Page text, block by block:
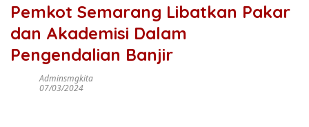
Pemkot Semarang Libatkan Pakar
dan Akademisi Dalam
Pengendalian Banjir
Adminsmgkita
07/03/2024